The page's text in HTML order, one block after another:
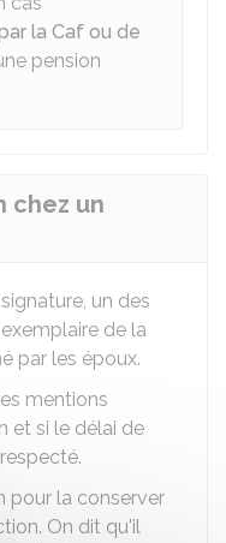
la Caf ou de
pension
chez un
un des
exemplaire de la
par les époux.
mentions
et si le délai de
pour la conserver
On dit qu'il